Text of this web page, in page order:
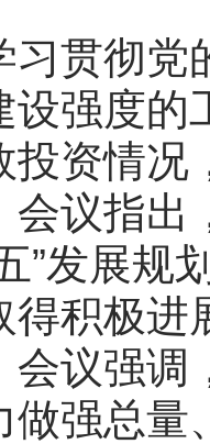
彻党
设强度
投资情
会议指
”发展规
得积极
会议强调
做强总量